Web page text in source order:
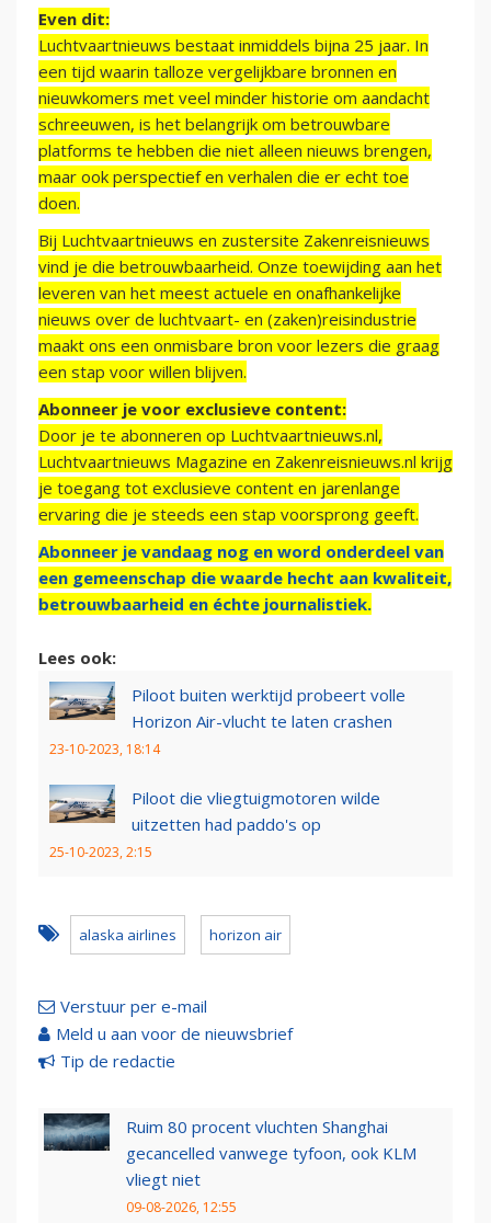
Even dit:
Luchtvaartnieuws bestaat inmiddels bijna 25 jaar. In
een tijd waarin talloze vergelijkbare bronnen en
nieuwkomers met veel minder historie om aandacht
schreeuwen, is het belangrijk om betrouwbare
platforms te hebben die niet alleen nieuws brengen,
maar ook perspectief en verhalen die er echt toe
doen.
Bij Luchtvaartnieuws en zustersite Zakenreisnieuws
vind je die betrouwbaarheid. Onze toewijding aan het
leveren van het meest actuele en onafhankelijke
nieuws over de luchtvaart- en (zaken)reisindustrie
maakt ons een onmisbare bron voor lezers die graag
een stap voor willen blijven.
Abonneer je voor exclusieve content:
Door je te abonneren op Luchtvaartnieuws.nl,
Luchtvaartnieuws Magazine en Zakenreisnieuws.nl krijg
je toegang tot exclusieve content en jarenlange
ervaring die je steeds een stap voorsprong geeft.
Abonneer je vandaag nog en word onderdeel van
een gemeenschap die waarde hecht aan kwaliteit,
betrouwbaarheid en échte journalistiek.
Lees ook:
Piloot buiten werktijd probeert volle
Horizon Air-vlucht te laten crashen
23-10-2023, 18:14
Piloot die vliegtuigmotoren wilde
uitzetten had paddo's op
25-10-2023, 2:15
alaska airlines horizon air
Verstuur per e-mail
Meld u aan voor de nieuwsbrief
Tip de redactie
Ruim 80 procent vluchten Shanghai
gecancelled vanwege tyfoon, ook KLM
vliegt niet
09-08-2026, 12:55